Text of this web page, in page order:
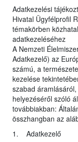
Adatkezelési
Hivatal Ügyfélprofil
témakörben
adatkezeléséhez
A Nemzeti
Adatkezelő) az
számú, a
kezelése
szabad
helyezéséről szóló
továbbiakban:
összhangban az
1. Adatkezelő